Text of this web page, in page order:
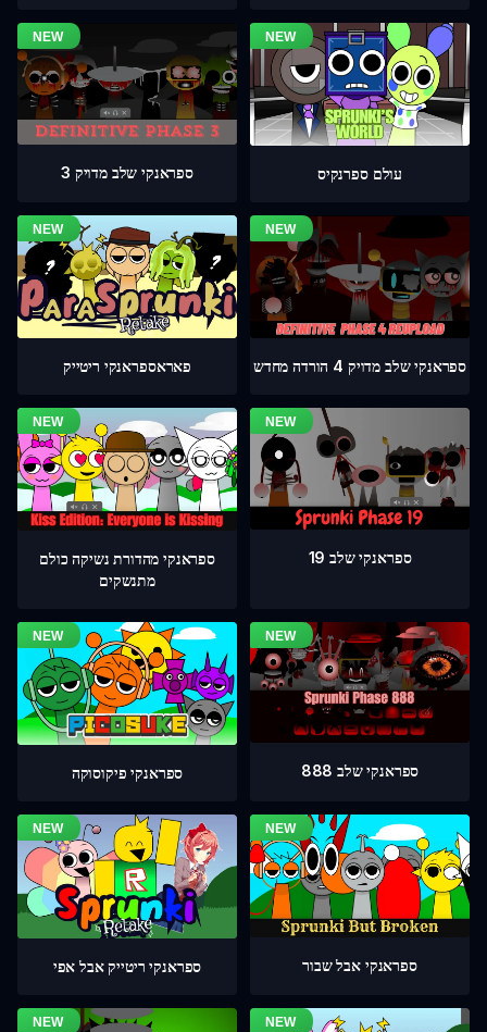
ספראנקי שלב מדויק 3 עולם ספרנקיס
פאראספראנקי ריטייק ספראנקי שלב מדויק 4 הורדה מחדש
ספראנקי מהדורת נשיקה כולם
מתנשקים
ספראנקי שלב 19
ספראנקי פיקוסוקה ספראנקי שלב 888
ספראנקי ריטייק אבל אפי ספראנקי אבל שבור